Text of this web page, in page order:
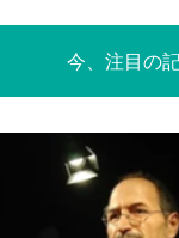
今、注目の